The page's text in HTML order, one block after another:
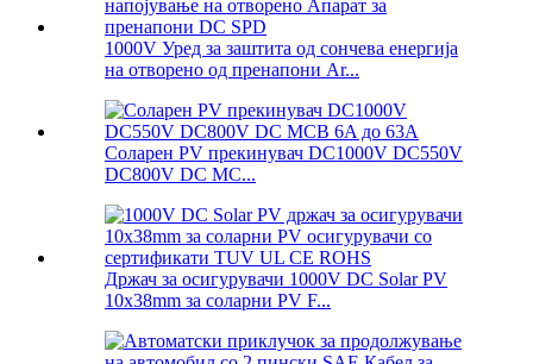
1000V Уред за заштита од сончева енергија
на отворено од пренапони Ar...
Соларен PV прекинувач DC1000V DC550V
DC800V DC MC...
Држач за осигурувачи 1000V DC Solar PV
10x38mm за соларни PV F...